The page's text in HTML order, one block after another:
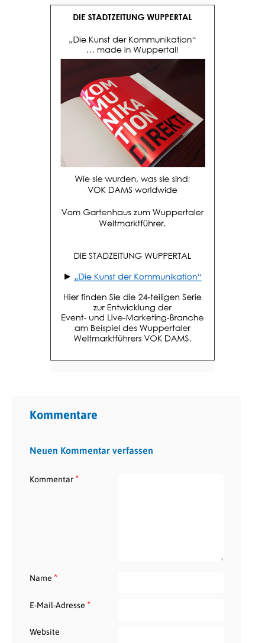
Kommentare
Neuen Kommentar verfassen
Kommentar*
Name *
E-Mail-Adresse *
Website